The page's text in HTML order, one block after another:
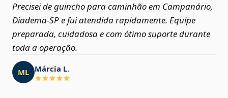
Precisei de guincho para caminhão em Campanário,
Diadema‑SP e fui atendida rapidamente. Equipe
preparada, cuidadosa e com ótimo suporte durante
toda a operação.
ML Márcia L.